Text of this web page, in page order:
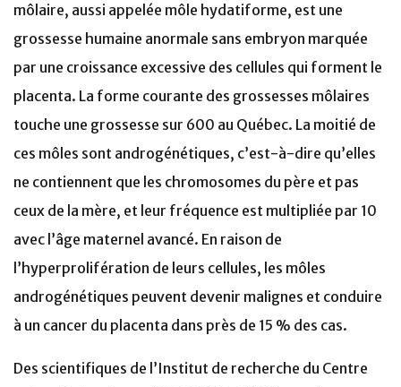
môlaire, aussi appelée môle hydatiforme, est une
grossesse humaine anormale sans embryon marquée
par une croissance excessive des cellules qui forment le
placenta. La forme courante des grossesses môlaires
touche une grossesse sur 600 au Québec. La moitié de
ces môles sont androgénétiques, c’est-à-dire qu’elles
ne contiennent que les chromosomes du père et pas
ceux de la mère, et leur fréquence est multipliée par 10
avec l’âge maternel avancé. En raison de
l’hyperprolifération de leurs cellules, les môles
androgénétiques peuvent devenir malignes et conduire
à un cancer du placenta dans près de 15 % des cas.
Des scientifiques de l’Institut de recherche du Centre